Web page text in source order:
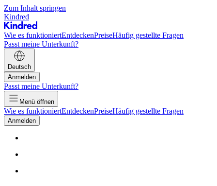
Zum Inhalt springen
Kindred
Wie es funktioniertEntdeckenPreiseHäufig gestellte Fragen
Passt meine Unterkunft?
Deutsch
Anmelden
Passt meine Unterkunft?
Menü öffnen
Wie es funktioniertEntdeckenPreiseHäufig gestellte Fragen
Anmelden